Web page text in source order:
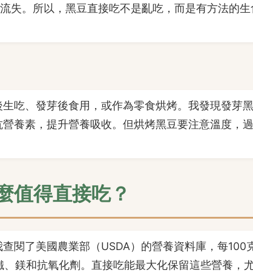
失。所以，黑豆直接吃不是亂吃，而是有方法的生
吃、發芽後食用，或作為零食烘烤。我發現發芽
養素，提升營養吸收。但烘烤黑豆要注意溫度，
值得直接吃？
閱了美國農業部（USDA）的營養資料庫，每100
鎂和抗氧化劑。直接吃能最大化保留這些營養，